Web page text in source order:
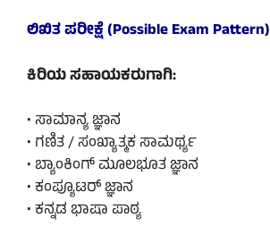
ಲಿಖಿತ ಪರೀಕ್ಷೆ (Possible Exam Pattern)
ಕಿರಿಯ ಸಹಾಯಕರುಗಾಗಿ:
• ಸಾಮಾನ್ಯ ಜ್ಞಾನ
• ಗಣಿತ / ಸಂಖ್ಯಾತ್ಮಕ ಸಾಮರ್ಥ್ಯ
• ಬ್ಯಾಂಕಿಂಗ್ ಮೂಲಭೂತ ಜ್ಞಾನ
• ಕಂಪ್ಯೂಟರ್ ಜ್ಞಾನ
• ಕನ್ನಡ ಭಾಷಾ ಪಾಠ್ಯ